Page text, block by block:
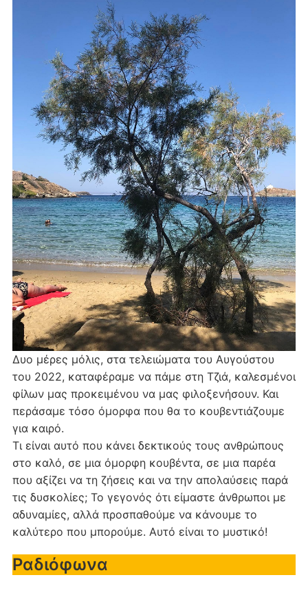
Δυο μέρες μόλις, στα τελειώματα του Αυγούστου
του 2022, καταφέραμε να πάμε στη Τζιά, καλεσμένοι
φίλων μας προκειμένου να μας φιλοξενήσουν. Και
περάσαμε τόσο όμορφα που θα το κουβεντιάζουμε
για καιρό.
Τι είναι αυτό που κάνει δεκτικούς τους ανθρώπους
στο καλό, σε μια όμορφη κουβέντα, σε μια παρέα
που αξίζει να τη ζήσεις και να την απολαύσεις παρά
τις δυσκολίες; Το γεγονός ότι είμαστε άνθρωποι με
αδυναμίες, αλλά προσπαθούμε να κάνουμε το
καλύτερο που μπορούμε. Αυτό είναι το μυστικό!
Ραδιόφωνα